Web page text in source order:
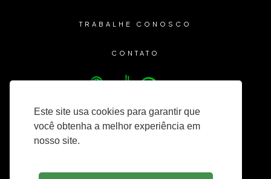
TRABALHE CONOSCO
CONTATO
Este site usa cookies para garantir que
você obtenha a melhor experiência em
nosso site.